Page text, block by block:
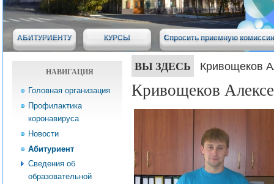
АБИТУРИЕНТУ КУРСЫ Спросить приемную
НАВИГАЦИЯ
Головная организация
Профилактика
коронавируса
Новости
Абитуриент
Сведения об
образовательной
ВЫ ЗДЕСЬ Кривощеков
Кривощеков